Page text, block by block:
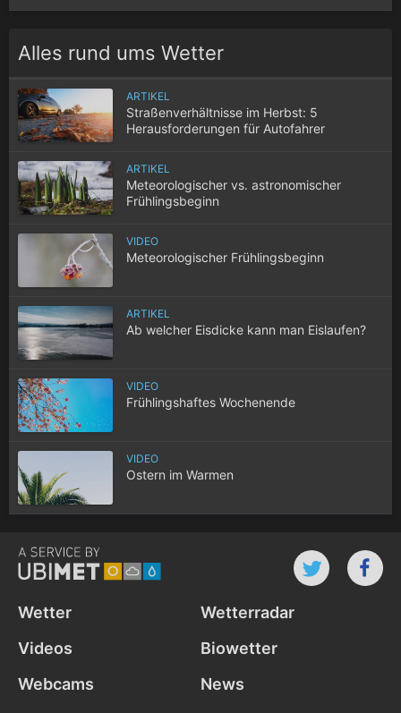
Alles rund ums Wetter
ARTIKEL
Straßenverhältnisse im Herbst: 5
Herausforderungen für Autofahrer
ARTIKEL
Meteorologischer vs. astronomischer
Frühlingsbeginn
VIDEO
Meteorologischer Frühlingsbeginn
ARTIKEL
Ab welcher Eisdicke kann man Eislaufen?
VIDEO
Frühlingshaftes Wochenende
VIDEO
Ostern im Warmen
Wetter
Wetterradar
Videos
Biowetter
Webcams
News